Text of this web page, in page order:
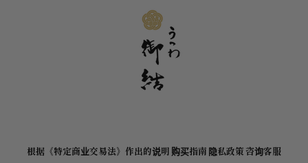
根据《特定商业交易法》作出的说明 购买指南 隐私政策 咨询客服